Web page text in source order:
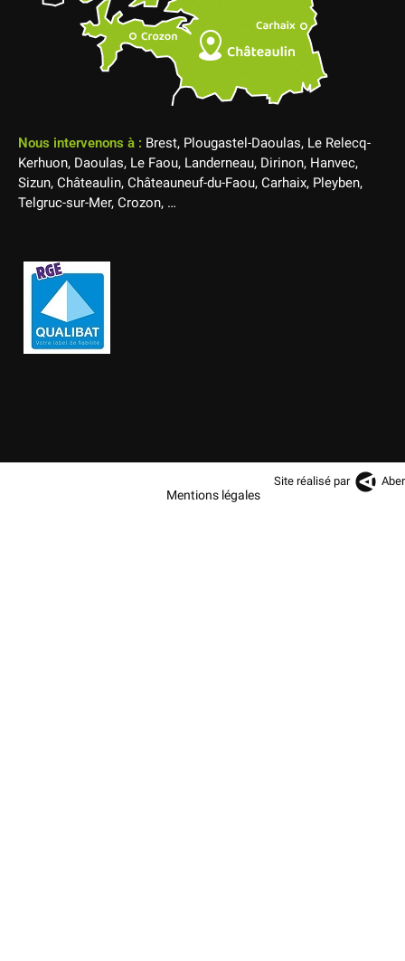
Nous intervenons à : Brest, Plougastel-Daoulas, Le Relecq-
Kerhuon, Daoulas, Le Faou, Landerneau, Dirinon, Hanvec,
Sizun, Châteaulin, Châteauneuf-du-Faou, Carhaix, Pleyben,
Telgruc-sur-Mer, Crozon, …
Mentions légales
Site réalisé par